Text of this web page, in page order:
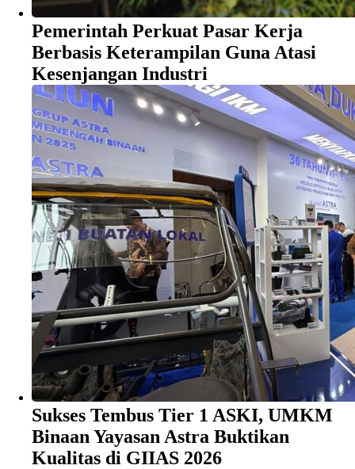
Pemerintah Perkuat Pasar Kerja
Berbasis Keterampilan Guna Atasi
Kesenjangan Industri
Sukses Tembus Tier 1 ASKI, UMKM
Binaan Yayasan Astra Buktikan
Kualitas di GIIAS 2026